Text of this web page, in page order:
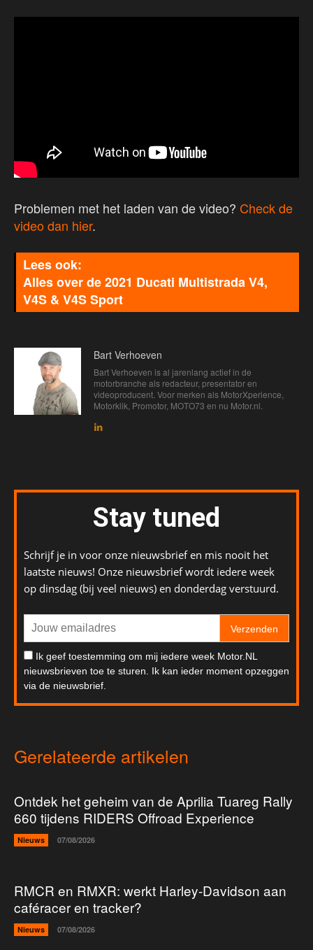
Problemen met het laden van de video? Check de
video dan hier.
Alles over de 2021 Ducati Multistrada V4,
V4S & V4S Sport
Bart Verhoeven
Bart Verhoeven is al jarenlang actief in de
motorbranche als redacteur, presentator en
videoproducent. Voor merken als MotorXperience,
Motorklik, Promotor, MOTO73 en nu Motor.nl.
Stay tuned
Schrijf je in voor onze nieuwsbrief en mis nooit het
laatste nieuws! Onze nieuwsbrief wordt iedere week
op dinsdag (bij veel nieuws) en donderdag verstuurd.
Verzenden
Ik geef toestemming om mij iedere week Motor.NL
nieuwsbrieven toe te sturen. Ik kan ieder moment opzeggen
via de nieuwsbrief.
Gerelateerde artikelen
Ontdek het geheim van de Aprilia Tuareg Rally
660 tijdens RIDERS Offroad Experience
Nieuws 07/08/2026
RMCR en RMXR: werkt Harley-Davidson aan
caféracer en tracker?
Nieuws 07/08/2026